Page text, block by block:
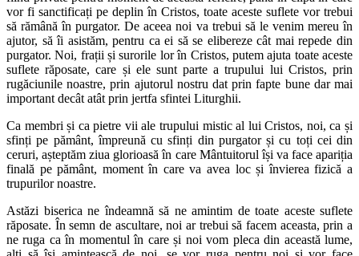
vor fi sanctificați pe deplin în Cristos, toate aceste suflete vor trebui
să rămână în purgator. De aceea noi va trebui să le venim mereu în
ajutor, să îi asistăm, pentru ca ei să se elibereze cât mai repede din
purgator. Noi, frații și surorile lor în Cristos, putem ajuta toate aceste
suflete răposate, care și ele sunt parte a trupului lui Cristos, prin
rugăciunile noastre, prin ajutorul nostru dat prin fapte bune dar mai
important decât atât prin jertfa sfintei Liturghii.
Ca membri și ca pietre vii ale trupului mistic al lui Cristos, noi, ca și
sfinți pe pământ, împreună cu sfinți din purgator și cu toți cei din
ceruri, așteptăm ziua glorioasă în care Mântuitorul își va face apariția
finală pe pământ, moment în care va avea loc și învierea fizică a
trupurilor noastre.
Astăzi biserica ne îndeamnă să ne amintim de toate aceste suflete
răposate. În semn de ascultare, noi ar trebui să facem aceasta, prin a
ne ruga ca în momentul în care și noi vom pleca din această lume,